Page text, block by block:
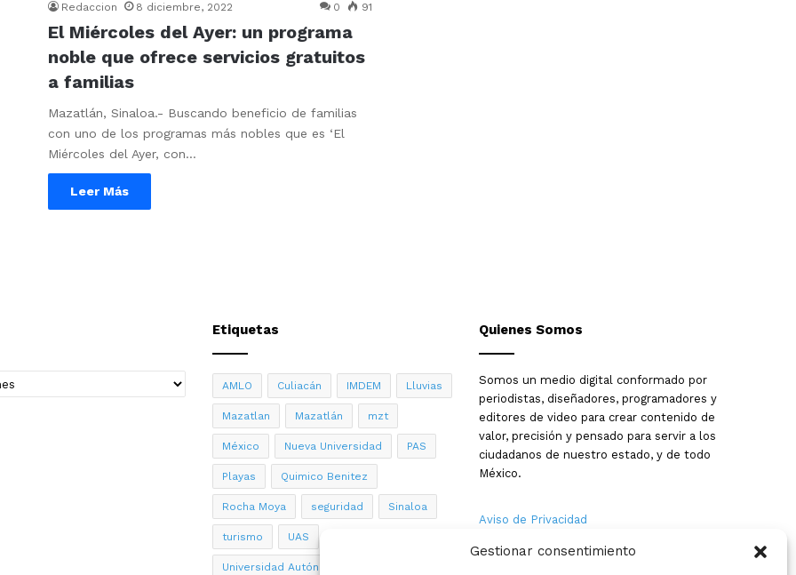
Gestionar consentimiento
Redaccion 8 diciembre, 2022 0 91
El Miércoles del Ayer: un programa
noble que ofrece servicios gratuitos
a familias
Mazatlán, Sinaloa.- Buscando beneficio de familias
con uno de los programas más nobles que es ‘El
Miércoles del Ayer, con…
Leer Más
Etiquetas
AMLO Culiacán IMDEM Lluvias
Mazatlan Mazatlán mzt
México Nueva Universidad PAS
Playas Quimico Benitez
Rocha Moya seguridad Sinaloa
turismo UAS
Universidad Autónoma de Sinaloa
Quienes Somos
Somos un medio digital conformado por
periodistas, diseñadores, programadores y
editores de video para crear contenido de
valor, precisión y pensado para servir a los
ciudadanos de nuestro estado, y de todo
México.
Aviso de Privacidad
Nosotros